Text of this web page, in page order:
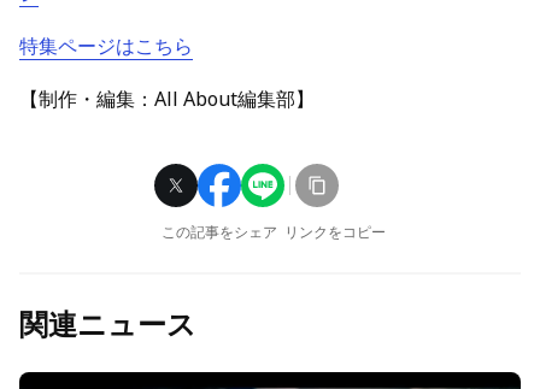
特集ページはこちら
【制作・編集：All About編集部】
この記事をシェア リンクをコピー
関連ニュース